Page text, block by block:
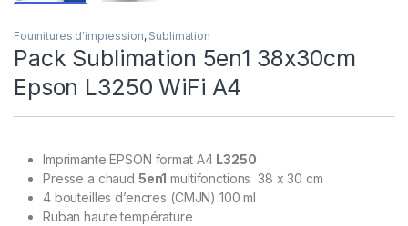
Fournitures d'impression, Sublimation
Pack Sublimation 5en1 38x30cm
Epson L3250 WiFi A4
Imprimante EPSON format A4 L3250
Presse a chaud 5en1 multifonctions 38 x 30 cm
4 bouteilles d’encres (CMJN) 100 ml
Ruban haute température